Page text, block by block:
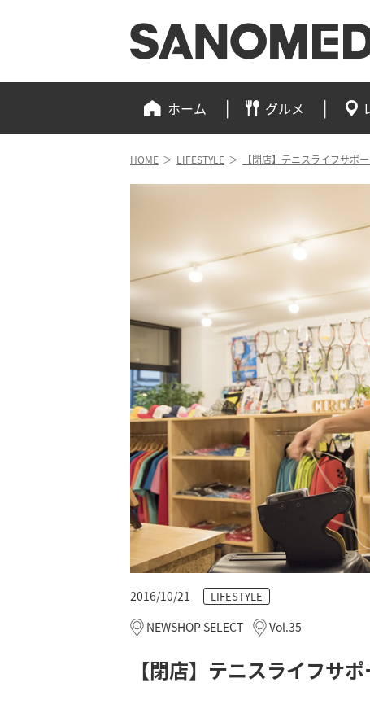
ホーム
グルメ
HOME ＞ LIFESTYLE ＞ 【閉店】テニスライフサポ
【閉店】テニスライフサ
2016/10/21 LIFESTYLE
NEWSHOP SELECT Vol.35